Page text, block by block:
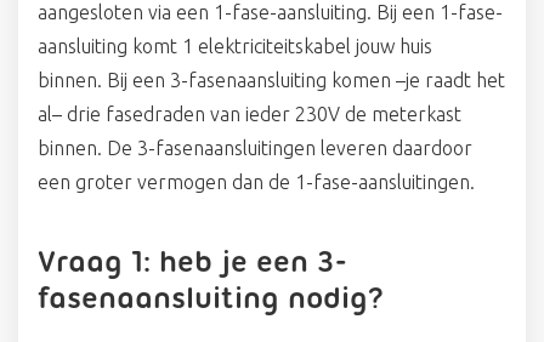
aangesloten via een 1-fase-aansluiting. Bij een 1-fase-
aansluiting komt 1 elektriciteitskabel jouw huis
binnen. Bij een 3-fasenaansluiting komen –je raadt het
al– drie fasedraden van ieder 230V de meterkast
binnen. De 3-fasenaansluitingen leveren daardoor
een groter vermogen dan de 1-fase-aansluitingen.
Vraag 1: heb je een 3-
fasenaansluiting nodig?